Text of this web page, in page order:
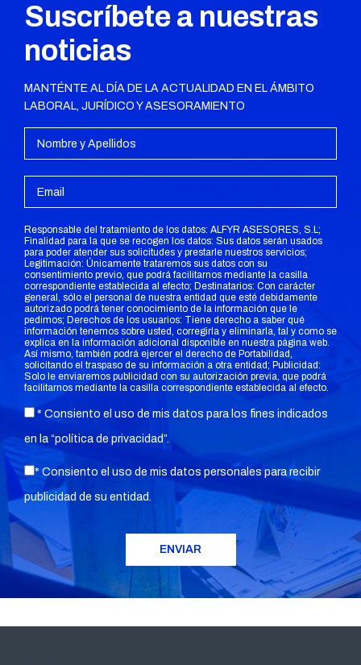
Suscríbete a nuestras
noticias
MANTÉNTE AL DÍA DE LA ACTUALIDAD EN EL ÁMBITO
LABORAL, JURÍDICO Y ASESORAMIENTO
Responsable del tratamiento de los datos: ALFYR ASESORES, S.L;
Finalidad para la que se recogen los datos: Sus datos serán usados
para poder atender sus solicitudes y prestarle nuestros servicios;
Legitimación: Únicamente trataremos sus datos con su
consentimiento previo, que podrá facilitarnos mediante la casilla
correspondiente establecida al efecto; Destinatarios: Con carácter
general, sólo el personal de nuestra entidad que esté debidamente
autorizado podrá tener conocimiento de la información que le
pedimos; Derechos de los usuarios: Tiene derecho a saber qué
información tenemos sobre usted, corregirla y eliminarla, tal y como se
explica en la información adicional disponible en nuestra página web.
Así mismo, también podrá ejercer el derecho de Portabilidad,
solicitando el traspaso de su información a otra entidad; Publicidad:
Solo le enviaremos publicidad con su autorización previa, que podrá
facilitarnos mediante la casilla correspondiente establecida al efecto.
* Consiento el uso de mis datos para los fines indicados
en la “política de privacidad”.
* Consiento el uso de mis datos personales para recibir
publicidad de su entidad.